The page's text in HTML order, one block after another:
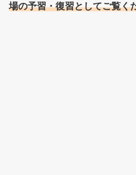
場の予習・復習としてご覧く